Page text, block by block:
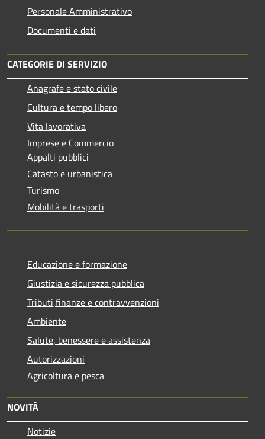
Personale Amministrativo
Documenti e dati
CATEGORIE DI SERVIZIO
Anagrafe e stato civile
Cultura e tempo libero
Vita lavorativa
Imprese e Commercio
Appalti pubblici
Catasto e urbanistica
Turismo
Mobilità e trasporti
Educazione e formazione
Giustizia e sicurezza pubblica
Tributi,finanze e contravvenzioni
Ambiente
Salute, benessere e assistenza
Autorizzazioni
Agricoltura e pesca
NOVITÀ
Notizie